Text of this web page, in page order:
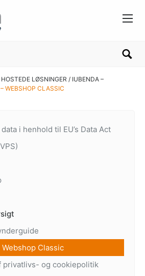
HOSTEDE LØSNINGER / IUBENDA –
WEBSHOP CLASSIC
i henhold til EU’s Data Act
Webshop Classic
privatlivs- og cookiepolitik